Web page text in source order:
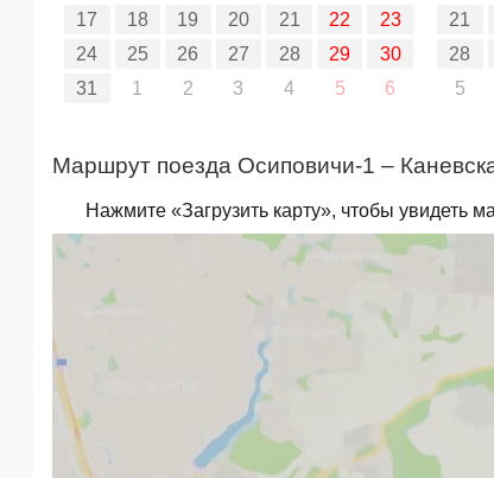
17
18 19 20 21 22
23
24
25 26 27 28 29
30
31
1 2 3 4 5 6
21
28
5
Маршрут поезда Осиповичи-1 –
Нажмите «Загрузить карту», чтобы увидеть